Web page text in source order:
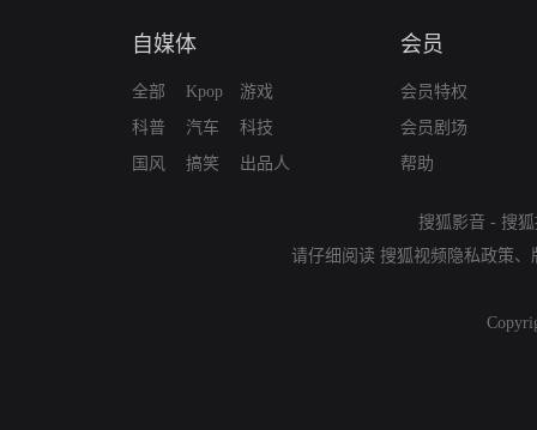
自媒体
全部
科普
国风
Kpop
汽车
搞笑
游戏
科技
出品人
会员
会员特权
会员剧场
帮助
搜狐影音 - 搜
请仔细阅读 搜狐视频隐私政策、